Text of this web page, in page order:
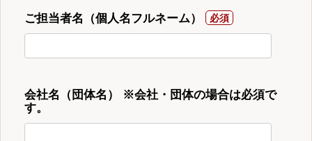
ご担当者名（個人名フルネーム）
会社名（団体名） ※会社・団体の場合は必須で
す。